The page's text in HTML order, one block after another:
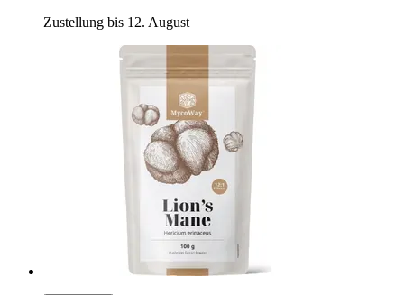
Zustellung bis 12. August